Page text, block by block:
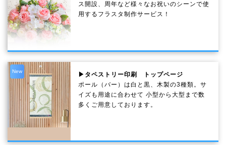
ス開設、周年など様々なお祝いのシーンで使
用するフラスタ制作サービス！
New
▶タペストリー印刷 トップページ
ポール（バー）は白と黒、木製の3種類。サ
イズも用途に合わせて 小型から大型まで数
多くご用意しております。